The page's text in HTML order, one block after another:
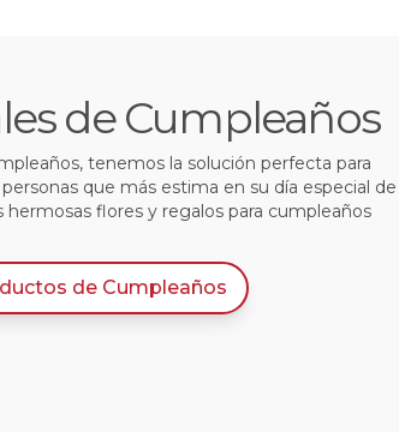
de Cumpleaños
tenemos la solución perfecta para
que más estima en su día especial de
flores y regalos para cumpleaños
de Cumpleaños